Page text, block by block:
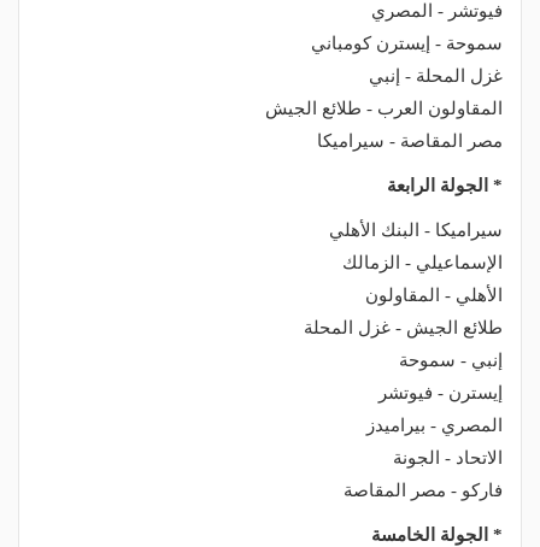
فيوتشر - المصري
سموحة - إيسترن كومباني
غزل المحلة - إنبي
المقاولون العرب - طلائع الجيش
مصر المقاصة - سيراميكا
* الجولة الرابعة
سيراميكا - البنك الأهلي
الإسماعيلي - الزمالك
الأهلي - المقاولون
طلائع الجيش - غزل المحلة
إنبي - سموحة
إيسترن - فيوتشر
المصري - بيراميدز
الاتحاد - الجونة
فاركو - مصر المقاصة
* الجولة الخامسة